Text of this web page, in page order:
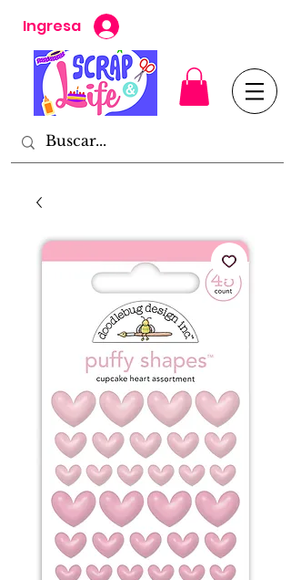
Ingresa